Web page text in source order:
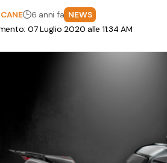
07 Luglio 2020 alle 11:34 AM
6 anni fa NEWS